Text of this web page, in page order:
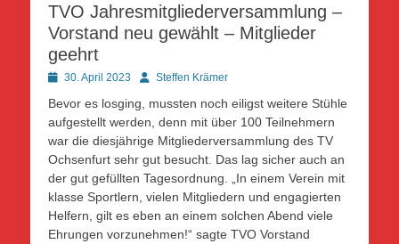
TVO Jahresmitgliederversammlung –
Vorstand neu gewählt – Mitglieder
geehrt
Posted30. April 2023 AutorSteffen Krämer
Bevor es losging, mussten noch eiligst weitere Stühle
aufgestellt werden, denn mit über 100 Teilnehmern
war die diesjährige Mitgliederversammlung des TV
Ochsenfurt sehr gut besucht. Das lag sicher auch an
der gut gefüllten Tagesordnung. „In einem Verein mit
klasse Sportlern, vielen Mitgliedern und engagierten
Helfern, gilt es eben an einem solchen Abend viele
Ehrungen vorzunehmen!“ sagte TVO Vorstand